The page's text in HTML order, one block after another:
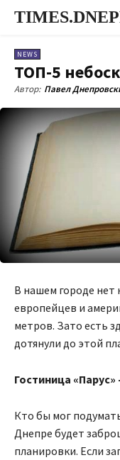
NEWS
ТОП-5
Автор: Павел
В нашем городе нет
европейцев и
метров. Зато есть
дотянули до этой
Гостиница «Парус»
Кто бы мог
Днепре будет
планировки. Если